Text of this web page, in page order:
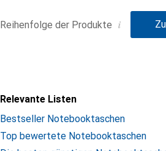
Reihenfolge der Produkte i
Relevante Listen
Bestseller Notebooktaschen
Top bewertete Notebooktaschen